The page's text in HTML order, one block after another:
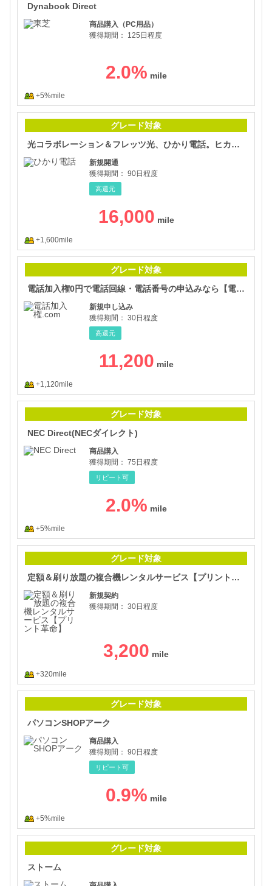
Dynabook Direct
商品購入（PC用品）
獲得期間：
125日程度
2.0%
+5%mile
グレード対象
光コラボレーション＆フレッツ光、ひかり電話。ヒカリ回線のお申込み窓口
新規開通
獲得期間： 90日程度
高還元
16,000
+1,600mile
グレード対象
電話加入権0円で電話回線・電話番号の申込みなら【電話加入権.com】
新規申し込み
獲得期間： 30日程度
高還元
11,200
+1,120mile
グレード対象
NEC Direct(NECダイレクト)
商品購入
獲得期間： 75日程度
リピート可
2.0%
+5%mile
グレード対象
定額＆刷り放題の複合機レンタルサービス【プリント革命】
新規契約
獲得期間： 30日程度
3,200
+320mile
グレード対象
パソコンSHOPアーク
商品購入
獲得期間： 90日程度
リピート可
0.9%
+5%mile
グレード対象
ストーム